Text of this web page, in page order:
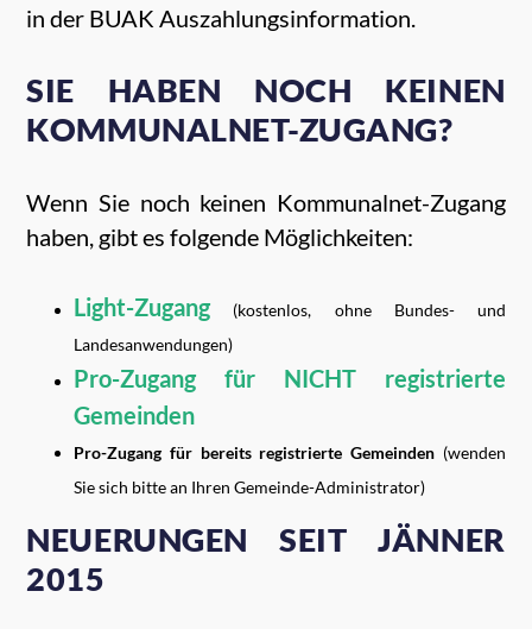
in der BUAK Auszahlungsinformation.
SIE HABEN NOCH KEINEN
KOMMUNALNET-ZUGANG?
Wenn Sie noch keinen Kommunalnet-Zugang
haben, gibt es folgende Möglichkeiten:
Light-Zugang(kostenlos, ohne Bundes- und
Landesanwendungen)
Pro-Zugang für NICHT registrierte
Gemeinden
Pro-Zugang für bereits registrierte Gemeinden(wenden
Sie sich bitte an Ihren Gemeinde-Administrator)
NEUERUNGEN SEIT JÄNNER
2015